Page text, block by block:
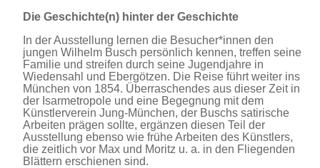
Die Geschichte(n) hinter der Geschichte
In der Ausstellung lernen die Besucher*innen den
jungen Wilhelm Busch persönlich kennen, treffen seine
Familie und streifen durch seine Jugendjahre in
Wiedensahl und Ebergötzen. Die Reise führt weiter ins
München von 1854. Überraschendes aus dieser Zeit in
der Isarmetropole und eine Begegnung mit dem
Künstlerverein Jung-München, der Buschs satirische
Arbeiten prägen sollte, ergänzen diesen Teil der
Ausstellung ebenso wie frühe Arbeiten des Künstlers,
die zeitlich vor Max und Moritz u. a. in den Fliegenden
Blättern erschienen sind.